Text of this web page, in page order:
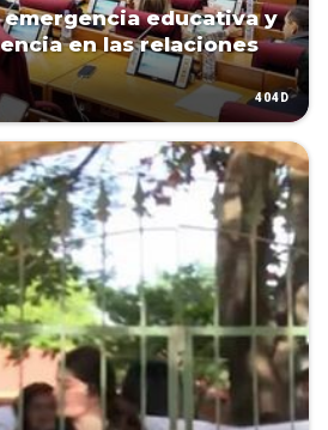
educativa y
en las relaciones
404D